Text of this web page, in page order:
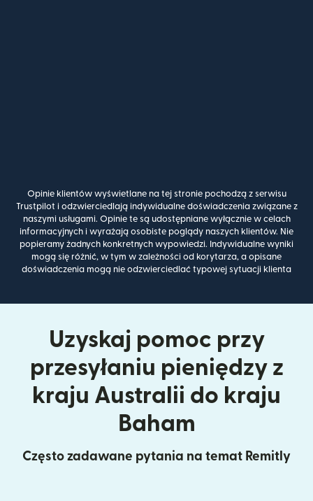
Opinie klientów wyświetlane na tej stronie pochodzą z serwisu
Trustpilot i odzwierciedlają indywidualne doświadczenia związane z
naszymi usługami. Opinie te są udostępniane wyłącznie w celach
informacyjnych i wyrażają osobiste poglądy naszych klientów. Nie
popieramy żadnych konkretnych wypowiedzi. Indywidualne wyniki
mogą się różnić, w tym w zależności od korytarza, a opisane
doświadczenia mogą nie odzwierciedlać typowej sytuacji klienta
Uzyskaj pomoc przy
przesyłaniu pieniędzy z
kraju Australii do kraju
Baham
Często zadawane pytania na temat Remitly